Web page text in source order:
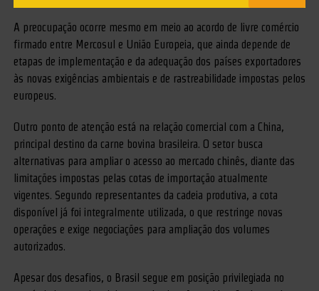
A preocupação ocorre mesmo em meio ao acordo de livre comércio
firmado entre Mercosul e União Europeia, que ainda depende de
etapas de implementação e da adequação dos países exportadores
às novas exigências ambientais e de rastreabilidade impostas pelos
europeus.
Outro ponto de atenção está na relação comercial com a China,
principal destino da carne bovina brasileira. O setor busca
alternativas para ampliar o acesso ao mercado chinês, diante das
limitações impostas pelas cotas de importação atualmente
vigentes. Segundo representantes da cadeia produtiva, a cota
disponível já foi integralmente utilizada, o que restringe novas
operações e exige negociações para ampliação dos volumes
autorizados.
Apesar dos desafios, o Brasil segue em posição privilegiada no